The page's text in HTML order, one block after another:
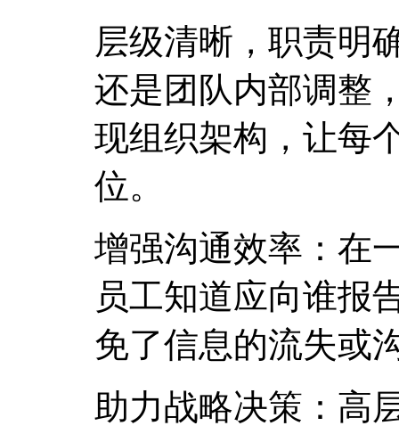
层级清晰，职责明
还是团队内部调整
现组织架构，让每
位。
增强沟通效率：在
员工知道应向谁报
免了信息的流失或
助力战略决策：高